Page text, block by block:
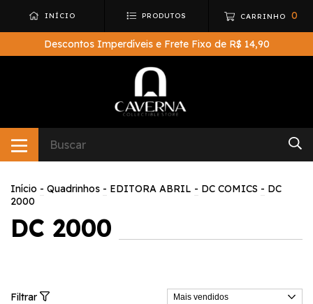
INÍCIO PRODUTOS CARRINHO 0
Descontos Imperdíveis e Frete Fixo de R$ 14,90
Início - Quadrinhos - EDITORA ABRIL - DC COMICS - DC
2000
DC 2000
Filtrar